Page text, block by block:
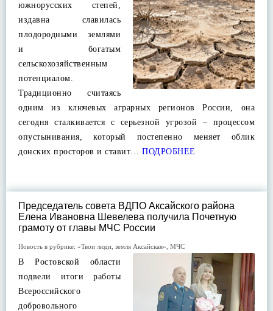
южнорусских степей,
издавна славилась
плодородными землями
и богатым
сельскохозяйственным
потенциалом.
Традиционно считаясь
одним из ключевых аграрных регионов России, она
сегодня сталкивается с серьезной угрозой – процессом
опустынивания, который постепенно меняет облик
донских просторов и ставит… ПОДРОБНЕЕ
Председатель совета ВДПО Аксайского района
Елена Ивановна Шевелева получила Почетную
грамоту от главы МЧС России
Новость в рубрике: «Твои люди, земля Аксайская» МЧС
В Ростовской области
подвели итоги работы
Всероссийского
добровольного